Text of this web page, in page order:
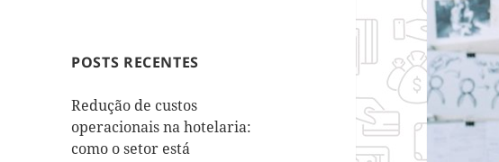
POSTS RECENTES
Redução de custos
operacionais na hotelaria:
como o setor está